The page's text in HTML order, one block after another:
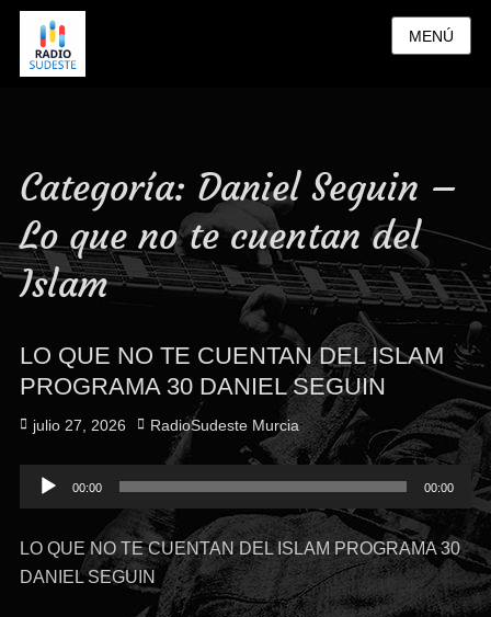
MENÚ
Categoría: Daniel Seguin –
Lo que no te cuentan del
Islam
LO QUE NO TE CUENTAN DEL ISLAM
PROGRAMA 30 DANIEL SEGUIN
Publicado
julio 27, 2026 Autor
RadioSudeste Murcia
Reproductor
de
00:00 00:00
LO QUE NO TE CUENTAN DEL ISLAM PROGRAMA 30
DANIEL SEGUIN